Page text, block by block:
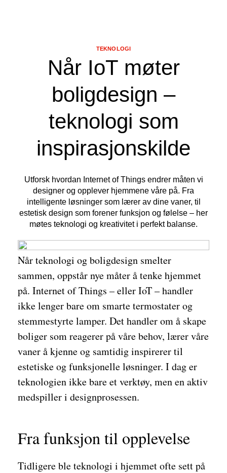
Når IoT møter
boligdesign –
teknologi som
inspirasjonskilde
TEKNOLOGI
Utforsk hvordan Internet of Things endrer måten vi
designer og opplever hjemmene våre på. Fra
intelligente løsninger som lærer av dine vaner, til
estetisk design som forener funksjon og følelse – her
møtes teknologi og kreativitet i perfekt balanse.
Når teknologi og boligdesign smelter
sammen, oppstår nye måter å tenke hjemmet
på. Internet of Things – eller IoT – handler
ikke lenger bare om smarte termostater og
stemmestyrte lamper. Det handler om å skape
boliger som reagerer på våre behov, lærer våre
vaner å kjenne og samtidig inspirerer til
estetiske og funksjonelle løsninger. I dag er
teknologien ikke bare et verktøy, men en aktiv
medspiller i designprosessen.
Fra funksjon til opplevelse
Tidligere ble teknologi i hjemmet ofte sett på